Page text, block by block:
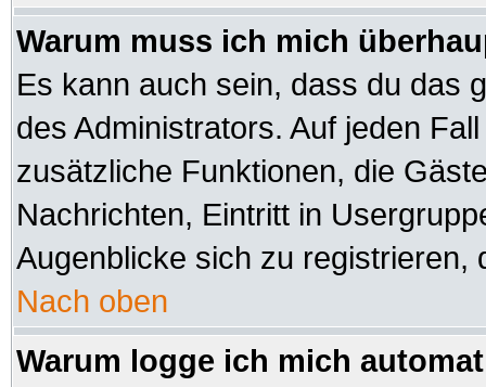
Warum muss ich mich
Es kann auch sein, dass du das
des Administrators. Auf jeden
zusätzliche Funktionen, die
Nachrichten, Eintritt in
Augenblicke sich zu registrieren,
Nach oben
Warum logge ich mich